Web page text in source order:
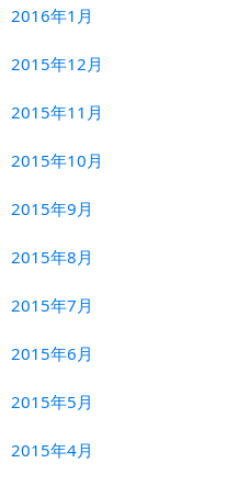
2016年1月
2015年12月
2015年11月
2015年10月
2015年9月
2015年8月
2015年7月
2015年6月
2015年5月
2015年4月